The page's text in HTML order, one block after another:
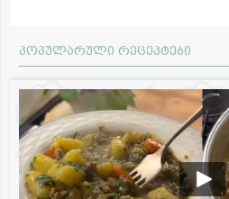
პოპულარული რეცეპტები